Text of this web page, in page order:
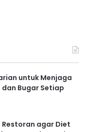
untuk Menjaga
Bugar Setiap
agar Diet